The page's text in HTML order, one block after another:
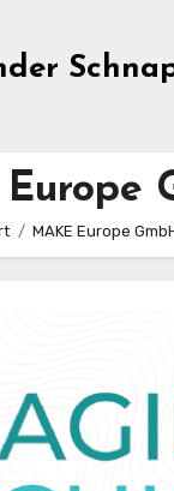
MAKE Europe